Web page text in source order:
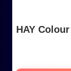
HAY